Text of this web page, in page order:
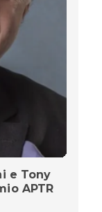
e Tony
APTR